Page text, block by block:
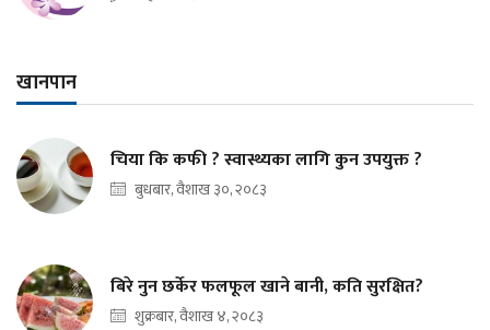
खानपान
चिया कि कफी ? स्वास्थ्यका लागि कुन उपयुक्त ?
बुधबार, वैशाख ३०, २०८३
बिरे नुन छर्केर फलफूल खाने बानी, कति सुरक्षित?
शुक्रबार, वैशाख ४, २०८३